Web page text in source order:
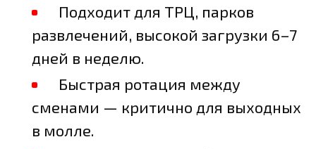
Подходит для ТРЦ, парков
развлечений, высокой загрузки 6–7
дней в неделю.
Быстрая ротация между
сменами — критично для выходных
в молле.